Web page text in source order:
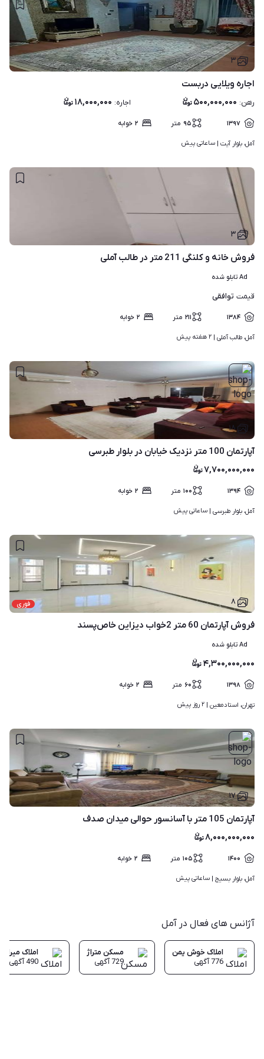
۳
اجاره ویلایی دربست
رهن: ۵۰۰,۰۰۰,۰۰۰ اجاره: ۱۸,۰۰۰,۰۰۰
۱۳۹۷ ۹۵ متر ۲ خوابه
آمل، بلوار آیت | ساعاتی پیش
۳
فروش خانه و کلنگی 211 متر در طالب آملی
Ad تابلو شده
قیمت توافقی
۱۳۸۴ ۲۱۱ متر ۲ خوابه
آمل، طالب آملی | ۲ هفته پیش
۱۸
آپارتمان 100 متر نزدیک خیابان در بلوار طبرسی
۷,۷۰۰,۰۰۰,۰۰۰
۱۳۹۴ ۱۰۰ متر ۲ خوابه
آمل، بلوار طبرسی | ساعاتی پیش
فوری ۸
فروش آپارتمان 60 متر 2خواب دیزاین خاص‌پسند
Ad تابلو شده
۴,۳۰۰,۰۰۰,۰۰۰
۱۳۹۸ ۶۰ متر ۲ خوابه
تهران، استادمعین | ۲ روز پیش
۱۷
آپارتمان 105 متر با آسانسور حوالی میدان صدف
۸,۰۰۰,۰۰۰,۰۰۰
۱۴۰۰ ۱۰۵ متر ۲ خوابه
آمل، بلوار بسیج | ساعاتی پیش
آژانس های فعال در آمل
املاک خوش یمن
776آگهی
مسکن متراژ
729آگهی
املاک میراث
490آگهی